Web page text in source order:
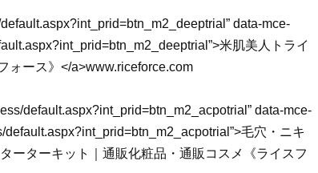
data-mce-
米肌美人トライ
ォース》</a>www.riceforce.com
default.aspx?int_prid=btn_m2_acpotrial” data-mce-
毛穴・ニキ
ーターキット｜通販化粧品・通販コスメ《ライスフ